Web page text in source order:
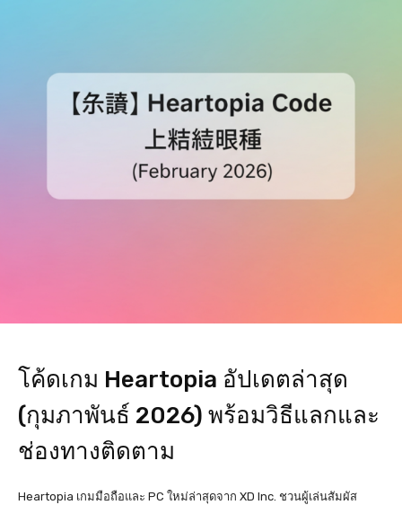
โค้ดเกม Heartopia อัปเดตล่าสุด
(กุมภาพันธ์ 2026) พร้อมวิธีแลกและ
ช่องทางติดตาม
Heartopia เกมมือถือและ PC ใหม่ล่าสุดจาก XD Inc. ชวนผู้เล่นสัมผัส